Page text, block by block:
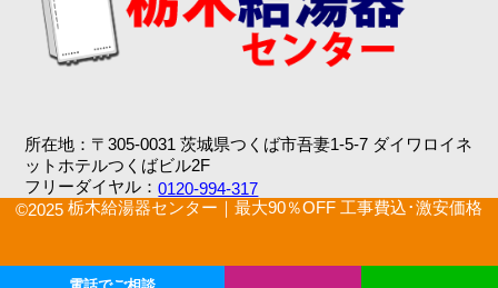
所在地：〒305-0031 茨城県つくば市吾妻1-5-7 ダイワロイネ
ットホテルつくばビル2F
フリーダイヤル：0120-994-317
©2025 栃木給湯器センター｜最大90％OFF 工事費込･激安価格